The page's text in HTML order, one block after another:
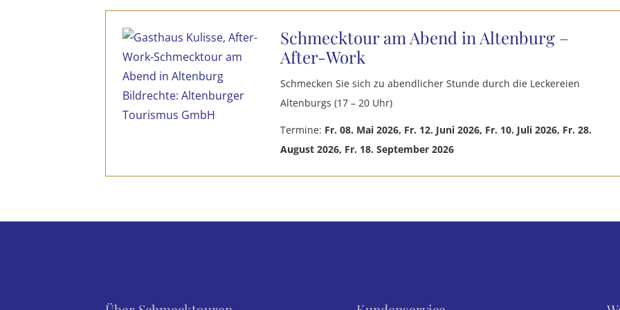
Schmecktour am Abend in Altenburg –
After-Work
Schmecken Sie sich zu abendlicher Stunde durch die Leckereien
Altenburgs (17 – 20 Uhr)
Termine: Fr. 08. Mai 2026, Fr. 12. Juni 2026, Fr. 10. Juli 2026, Fr. 28.
August 2026, Fr. 18. September 2026